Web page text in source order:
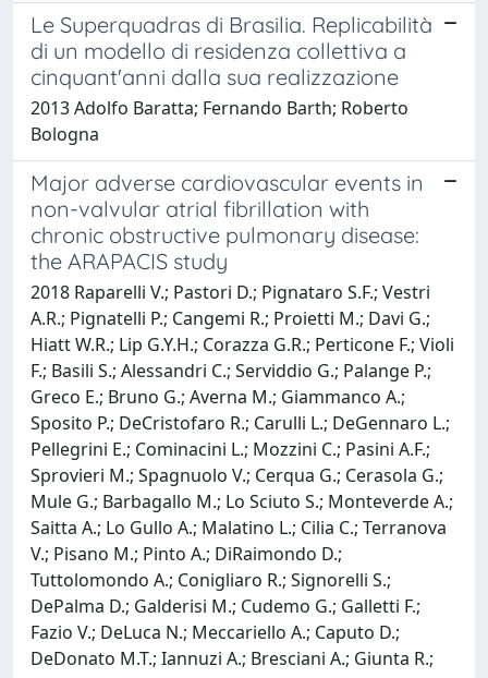
Le Superquadras di Brasilia. Replicabilità
di un modello di residenza collettiva a
cinquant'anni dalla sua realizzazione
2013 Adolfo Baratta; Fernando Barth; Roberto
Bologna
Major adverse cardiovascular events in
non-valvular atrial fibrillation with
chronic obstructive pulmonary disease:
the ARAPACIS study
2018 Raparelli V.; Pastori D.; Pignataro S.F.; Vestri
A.R.; Pignatelli P.; Cangemi R.; Proietti M.; Davi G.;
Hiatt W.R.; Lip G.Y.H.; Corazza G.R.; Perticone F.; Violi
F.; Basili S.; Alessandri C.; Serviddio G.; Palange P.;
Greco E.; Bruno G.; Averna M.; Giammanco A.;
Sposito P.; DeCristofaro R.; Carulli L.; DeGennaro L.;
Pellegrini E.; Cominacini L.; Mozzini C.; Pasini A.F.;
Sprovieri M.; Spagnuolo V.; Cerqua G.; Cerasola G.;
Mule G.; Barbagallo M.; Lo Sciuto S.; Monteverde A.;
Saitta A.; Lo Gullo A.; Malatino L.; Cilia C.; Terranova
V.; Pisano M.; Pinto A.; DiRaimondo D.;
Tuttolomondo A.; Conigliaro R.; Signorelli S.;
DePalma D.; Galderisi M.; Cudemo G.; Galletti F.;
Fazio V.; DeLuca N.; Meccariello A.; Caputo D.;
DeDonato M.T.; Iannuzi A.; Bresciani A.; Giunta R.;